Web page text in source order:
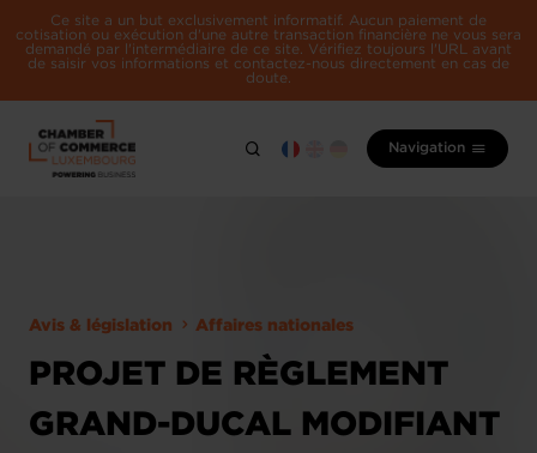
Ce site a un but exclusivement informatif. Aucun paiement de
cotisation ou exécution d'une autre transaction financière ne vous sera
demandé par l'intermédiaire de ce site. Vérifiez toujours l'URL avant
de saisir vos informations et contactez-nous directement en cas de
doute.
Navigation
Avis & législation Affaires nationales
PROJET DE RÈGLEMENT
GRAND-DUCAL MODIFIANT